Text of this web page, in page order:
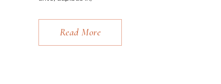
Read More